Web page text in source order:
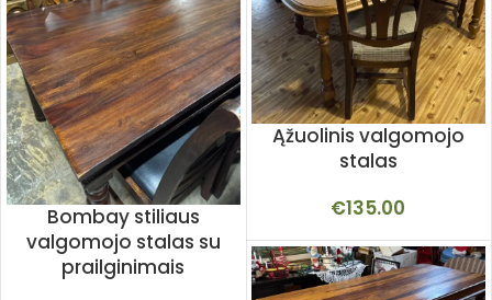
Ąžuolinis valgomojo
stalas
€135.00
Bombay stiliaus
valgomojo stalas su
prailginimais